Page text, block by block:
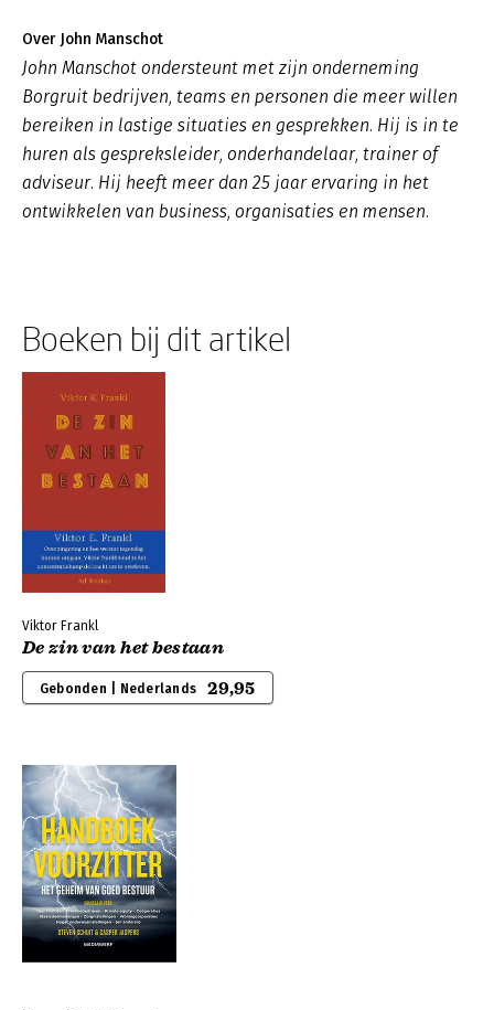
Over John Manschot
John Manschot ondersteunt met zijn onderneming
Borgruit bedrijven, teams en personen die meer willen
bereiken in lastige situaties en gesprekken. Hij is in te
huren als gespreksleider, onderhandelaar, trainer of
adviseur. Hij heeft meer dan 25 jaar ervaring in het
ontwikkelen van business, organisaties en mensen.
Boeken bij dit artikel
Viktor Frankl
De zin van het bestaan
Gebonden | Nederlands 29,95